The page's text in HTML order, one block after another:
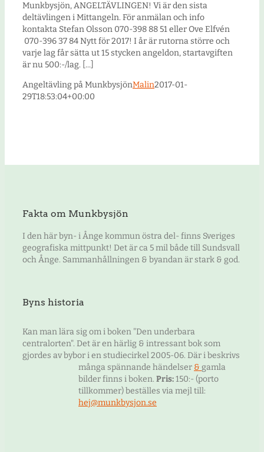
Munkbysjön, ANGELTÄVLINGEN! Vi är den sista
deltävlingen i Mittangeln. För anmälan och info
kontakta Stefan Olsson 070-398 88 51 eller Ove Elfvén
070-396 37 84 Nytt för 2017! I år är rutorna större och
varje lag får sätta ut 15 stycken angeldon, startavgiften
är nu 500:-/lag. [...]
Angeltävling på MunkbysjönMalin2017-01-
29T18:53:04+00:00
Fakta om Munkbysjön
I den här byn- i Ånge kommun östra del- finns Sveriges
geografiska mittpunkt! Det är ca 5 mil både till Sundsvall
och Ånge. Sammanhållningen & byandan är stark & god.
Byns historia
Kan man lära sig om i boken "Den underbara
centralorten". Det är en härlig & intressant bok som
gjordes av bybor i en studiecirkel 2005-06. Där i beskrivs
många spännande händelser & gamla
bilder finns i boken. Pris:150:- (porto
tillkommer) beställes via mejl till:
hej@munkbysjon.se